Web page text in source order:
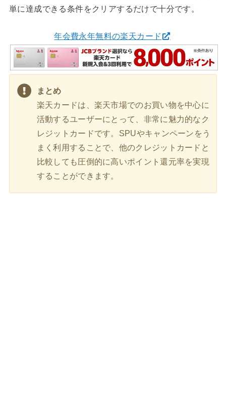
単に達成できる条件をクリアするだけで十分です。
年会費永年無料の楽天カード
まとめ
楽天カードは、楽天市場でのお買い物を中心に
活動するユーザーにとって、非常に魅力的なク
レジットカードです。SPUやキャンペーンをう
まく利用することで、他のクレジットカードと
比較しても圧倒的に高いポイント還元率を実現
することができます。